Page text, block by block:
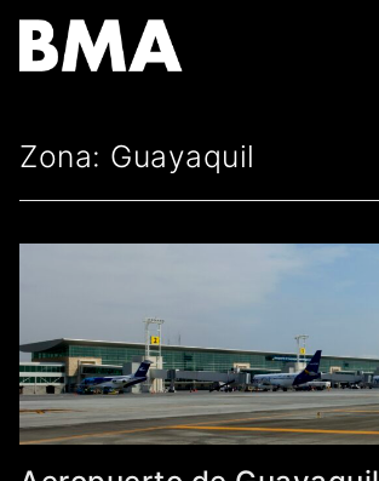
contenido
Buscar por:
Zona: Guayaquil